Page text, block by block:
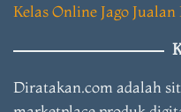
Kelas Online Jago
Diratakan.com adalah